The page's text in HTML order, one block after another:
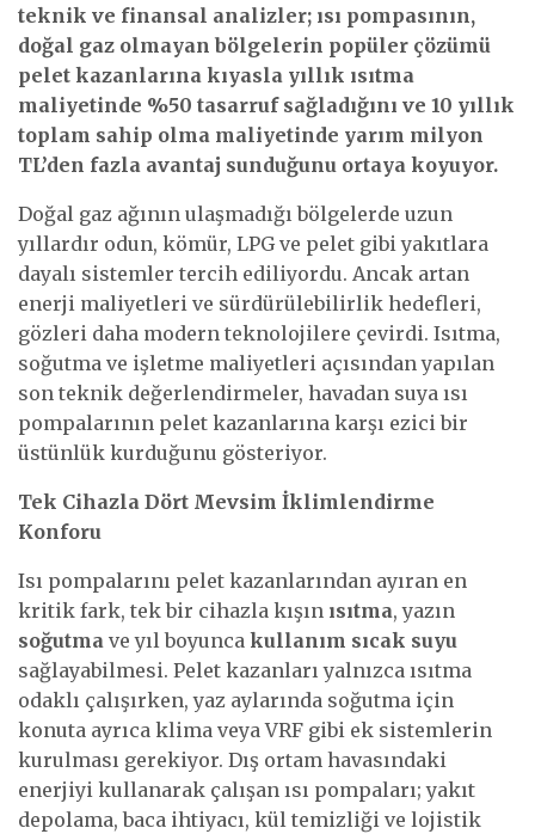
teknik ve finansal analizler; ısı pompasının,
doğal gaz olmayan bölgelerin popüler çözümü
pelet kazanlarına kıyasla yıllık ısıtma
maliyetinde %50 tasarruf sağladığını ve 10 yıllık
toplam sahip olma maliyetinde yarım milyon
TL’den fazla avantaj sunduğunu ortaya koyuyor.
Doğal gaz ağının ulaşmadığı bölgelerde uzun
yıllardır odun, kömür, LPG ve pelet gibi yakıtlara
dayalı sistemler tercih ediliyordu. Ancak artan
enerji maliyetleri ve sürdürülebilirlik hedefleri,
gözleri daha modern teknolojilere çevirdi. Isıtma,
soğutma ve işletme maliyetleri açısından yapılan
son teknik değerlendirmeler, havadan suya ısı
pompalarının pelet kazanlarına karşı ezici bir
üstünlük kurduğunu gösteriyor.
Tek Cihazla Dört Mevsim İklimlendirme
Konforu
Isı pompalarını pelet kazanlarından ayıran en
kritik fark, tek bir cihazla kışın ısıtma, yazın
soğutma ve yıl boyunca kullanım sıcak suyu
sağlayabilmesi. Pelet kazanları yalnızca ısıtma
odaklı çalışırken, yaz aylarında soğutma için
konuta ayrıca klima veya VRF gibi ek sistemlerin
kurulması gerekiyor. Dış ortam havasındaki
enerjiyi kullanarak çalışan ısı pompaları; yakıt
depolama, baca ihtiyacı, kül temizliği ve lojistik